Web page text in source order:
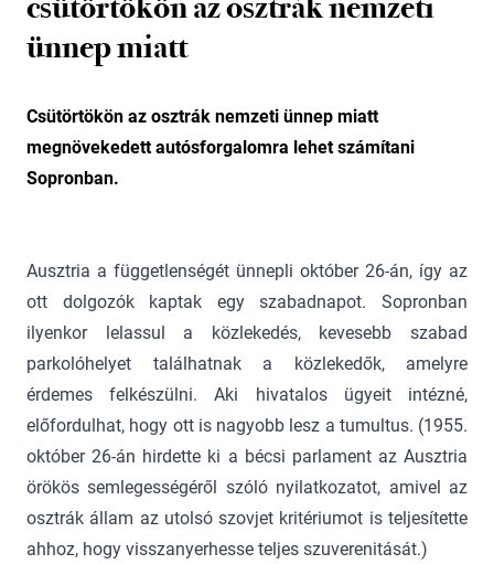
ünnep miatt
Csütörtökön az osztrák nemzeti ünnep miatt
megnövekedett autósforgalomra lehet számítani
Sopronban.
Ausztria a függetlenségét ünnepli október 26-án, így az
ott dolgozók kaptak egy szabadnapot. Sopronban
ilyenkor lelassul a közlekedés, kevesebb szabad
parkolóhelyet találhatnak a közlekedők, amelyre
érdemes felkészülni. Aki hivatalos ügyeit intézné,
előfordulhat, hogy ott is nagyobb lesz a tumultus. (1955.
október 26-án hirdette ki a bécsi parlament az Ausztria
örökös semlegességéről szóló nyilatkozatot, amivel az
osztrák állam az utolsó szovjet kritériumot is teljesítette
ahhoz, hogy visszanyerhesse teljes szuverenitását.)